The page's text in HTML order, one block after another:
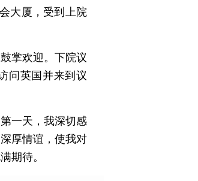
大厦，受到上院
掌欢迎。下院议
问英国并来到议
一天，我深切感
厚情谊，使我对
期待。